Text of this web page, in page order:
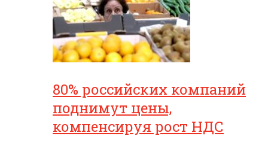
80% российских компаний
поднимут цены,
компенсируя рост НДС